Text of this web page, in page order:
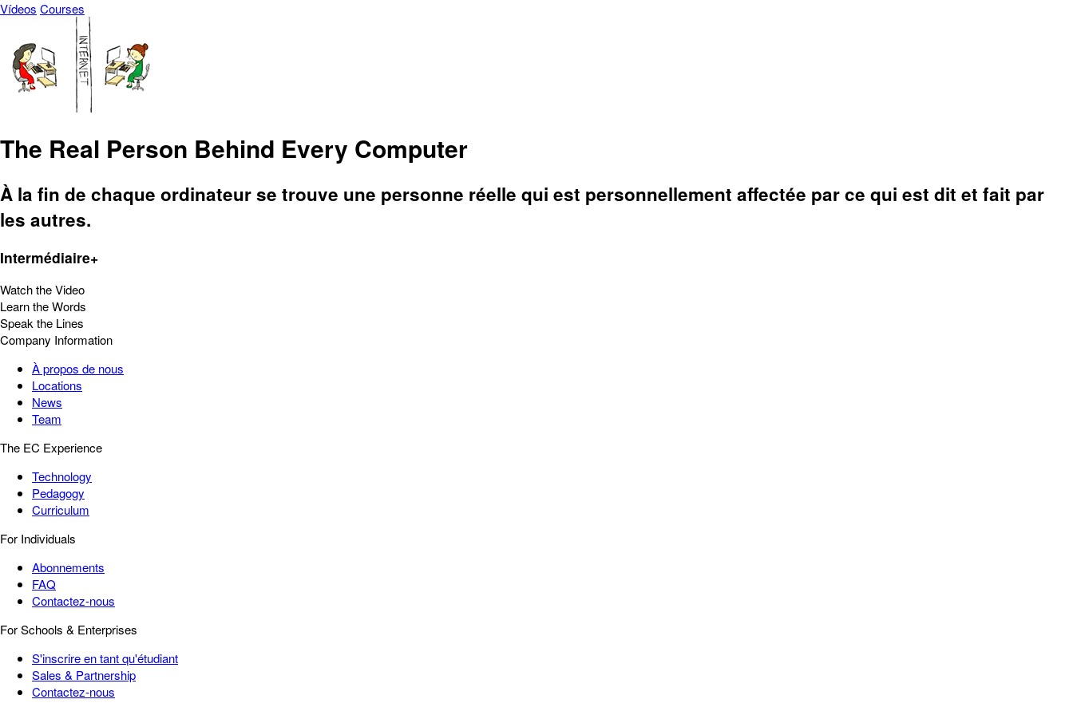
Vídeos Courses
The Real Person Behind Every Computer
À la fin de chaque ordinateur se trouve une personne réelle qui est personnellement affectée par ce qui est dit et fait par
les autres.
Intermédiaire+
Watch the Video
Learn the Words
Speak the Lines
Company Information
À propos de nous
Locations
News
Team
The EC Experience
Technology
Pedagogy
Curriculum
For Individuals
Abonnements
FAQ
Contactez-nous
For Schools & Enterprises
S'inscrire en tant qu'étudiant
Sales & Partnership
Contactez-nous